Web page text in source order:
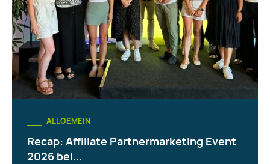
ALLGEMEIN
Recap: Affiliate Partnermarketing Event
2026 bei...